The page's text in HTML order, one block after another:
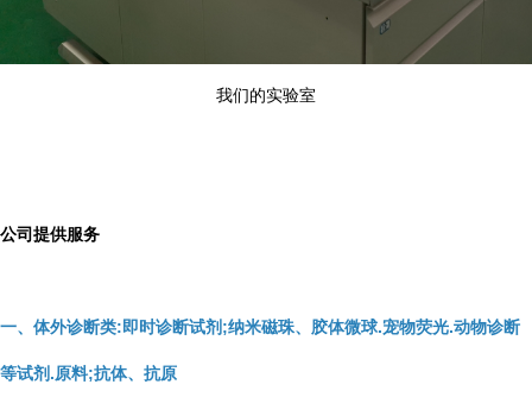
我们的实验室
公司提供服务
一、体外诊断类:即时诊断试剂;纳米磁珠、胶体微球.宠物荧光.动物诊断
等试剂.原料;抗体、抗原